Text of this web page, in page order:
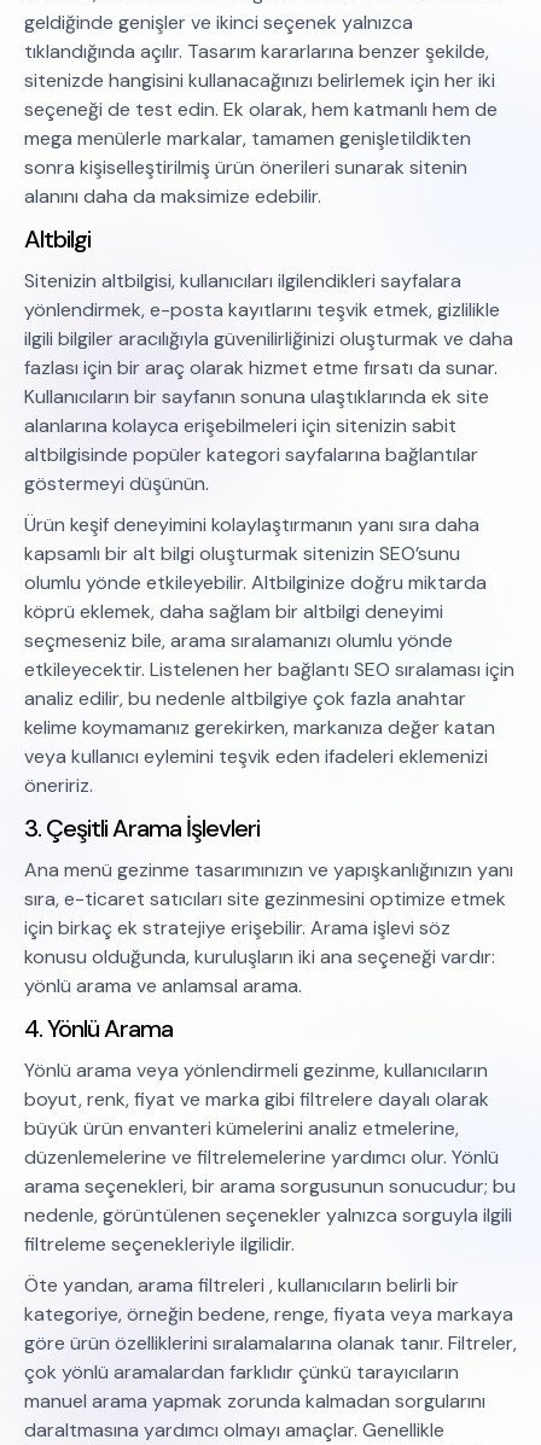
geldiğinde genişler ve ikinci seçenek yalnızca
tıklandığında açılır. Tasarım kararlarına benzer şekilde,
sitenizde hangisini kullanacağınızı belirlemek için her iki
seçeneği de test edin. Ek olarak, hem katmanlı hem de
mega menülerle markalar, tamamen genişletildikten
sonra kişiselleştirilmiş ürün önerileri sunarak sitenin
alanını daha da maksimize edebilir.
Altbilgi
Sitenizin altbilgisi, kullanıcıları ilgilendikleri sayfalara
yönlendirmek, e-posta kayıtlarını teşvik etmek, gizlilikle
ilgili bilgiler aracılığıyla güvenilirliğinizi oluşturmak ve daha
fazlası için bir araç olarak hizmet etme fırsatı da sunar.
Kullanıcıların bir sayfanın sonuna ulaştıklarında ek site
alanlarına kolayca erişebilmeleri için sitenizin sabit
altbilgisinde popüler kategori sayfalarına bağlantılar
göstermeyi düşünün.
Ürün keşif deneyimini kolaylaştırmanın yanı sıra daha
kapsamlı bir alt bilgi oluşturmak sitenizin SEO’sunu
olumlu yönde etkileyebilir. Altbilginize doğru miktarda
köprü eklemek, daha sağlam bir altbilgi deneyimi
seçmeseniz bile, arama sıralamanızı olumlu yönde
etkileyecektir. Listelenen her bağlantı SEO sıralaması için
analiz edilir, bu nedenle altbilgiye çok fazla anahtar
kelime koymamanız gerekirken, markanıza değer katan
veya kullanıcı eylemini teşvik eden ifadeleri eklemenizi
öneririz.
3. Çeşitli Arama İşlevleri
Ana menü gezinme tasarımınızın ve yapışkanlığınızın yanı
sıra, e-ticaret satıcıları site gezinmesini optimize etmek
için birkaç ek stratejiye erişebilir. Arama işlevi söz
konusu olduğunda, kuruluşların iki ana seçeneği vardır:
yönlü arama ve anlamsal arama.
4. Yönlü Arama
Yönlü arama veya yönlendirmeli gezinme, kullanıcıların
boyut, renk, fiyat ve marka gibi filtrelere dayalı olarak
büyük ürün envanteri kümelerini analiz etmelerine,
düzenlemelerine ve filtrelemelerine yardımcı olur. Yönlü
arama seçenekleri, bir arama sorgusunun sonucudur; bu
nedenle, görüntülenen seçenekler yalnızca sorguyla ilgili
filtreleme seçenekleriyle ilgilidir.
Öte yandan, arama filtreleri , kullanıcıların belirli bir
kategoriye, örneğin bedene, renge, fiyata veya markaya
göre ürün özelliklerini sıralamalarına olanak tanır. Filtreler,
çok yönlü aramalardan farklıdır çünkü tarayıcıların
manuel arama yapmak zorunda kalmadan sorgularını
daraltmasına yardımcı olmayı amaçlar. Genellikle